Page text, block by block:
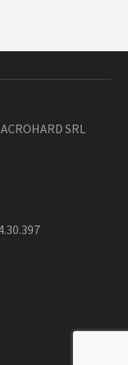
SRL